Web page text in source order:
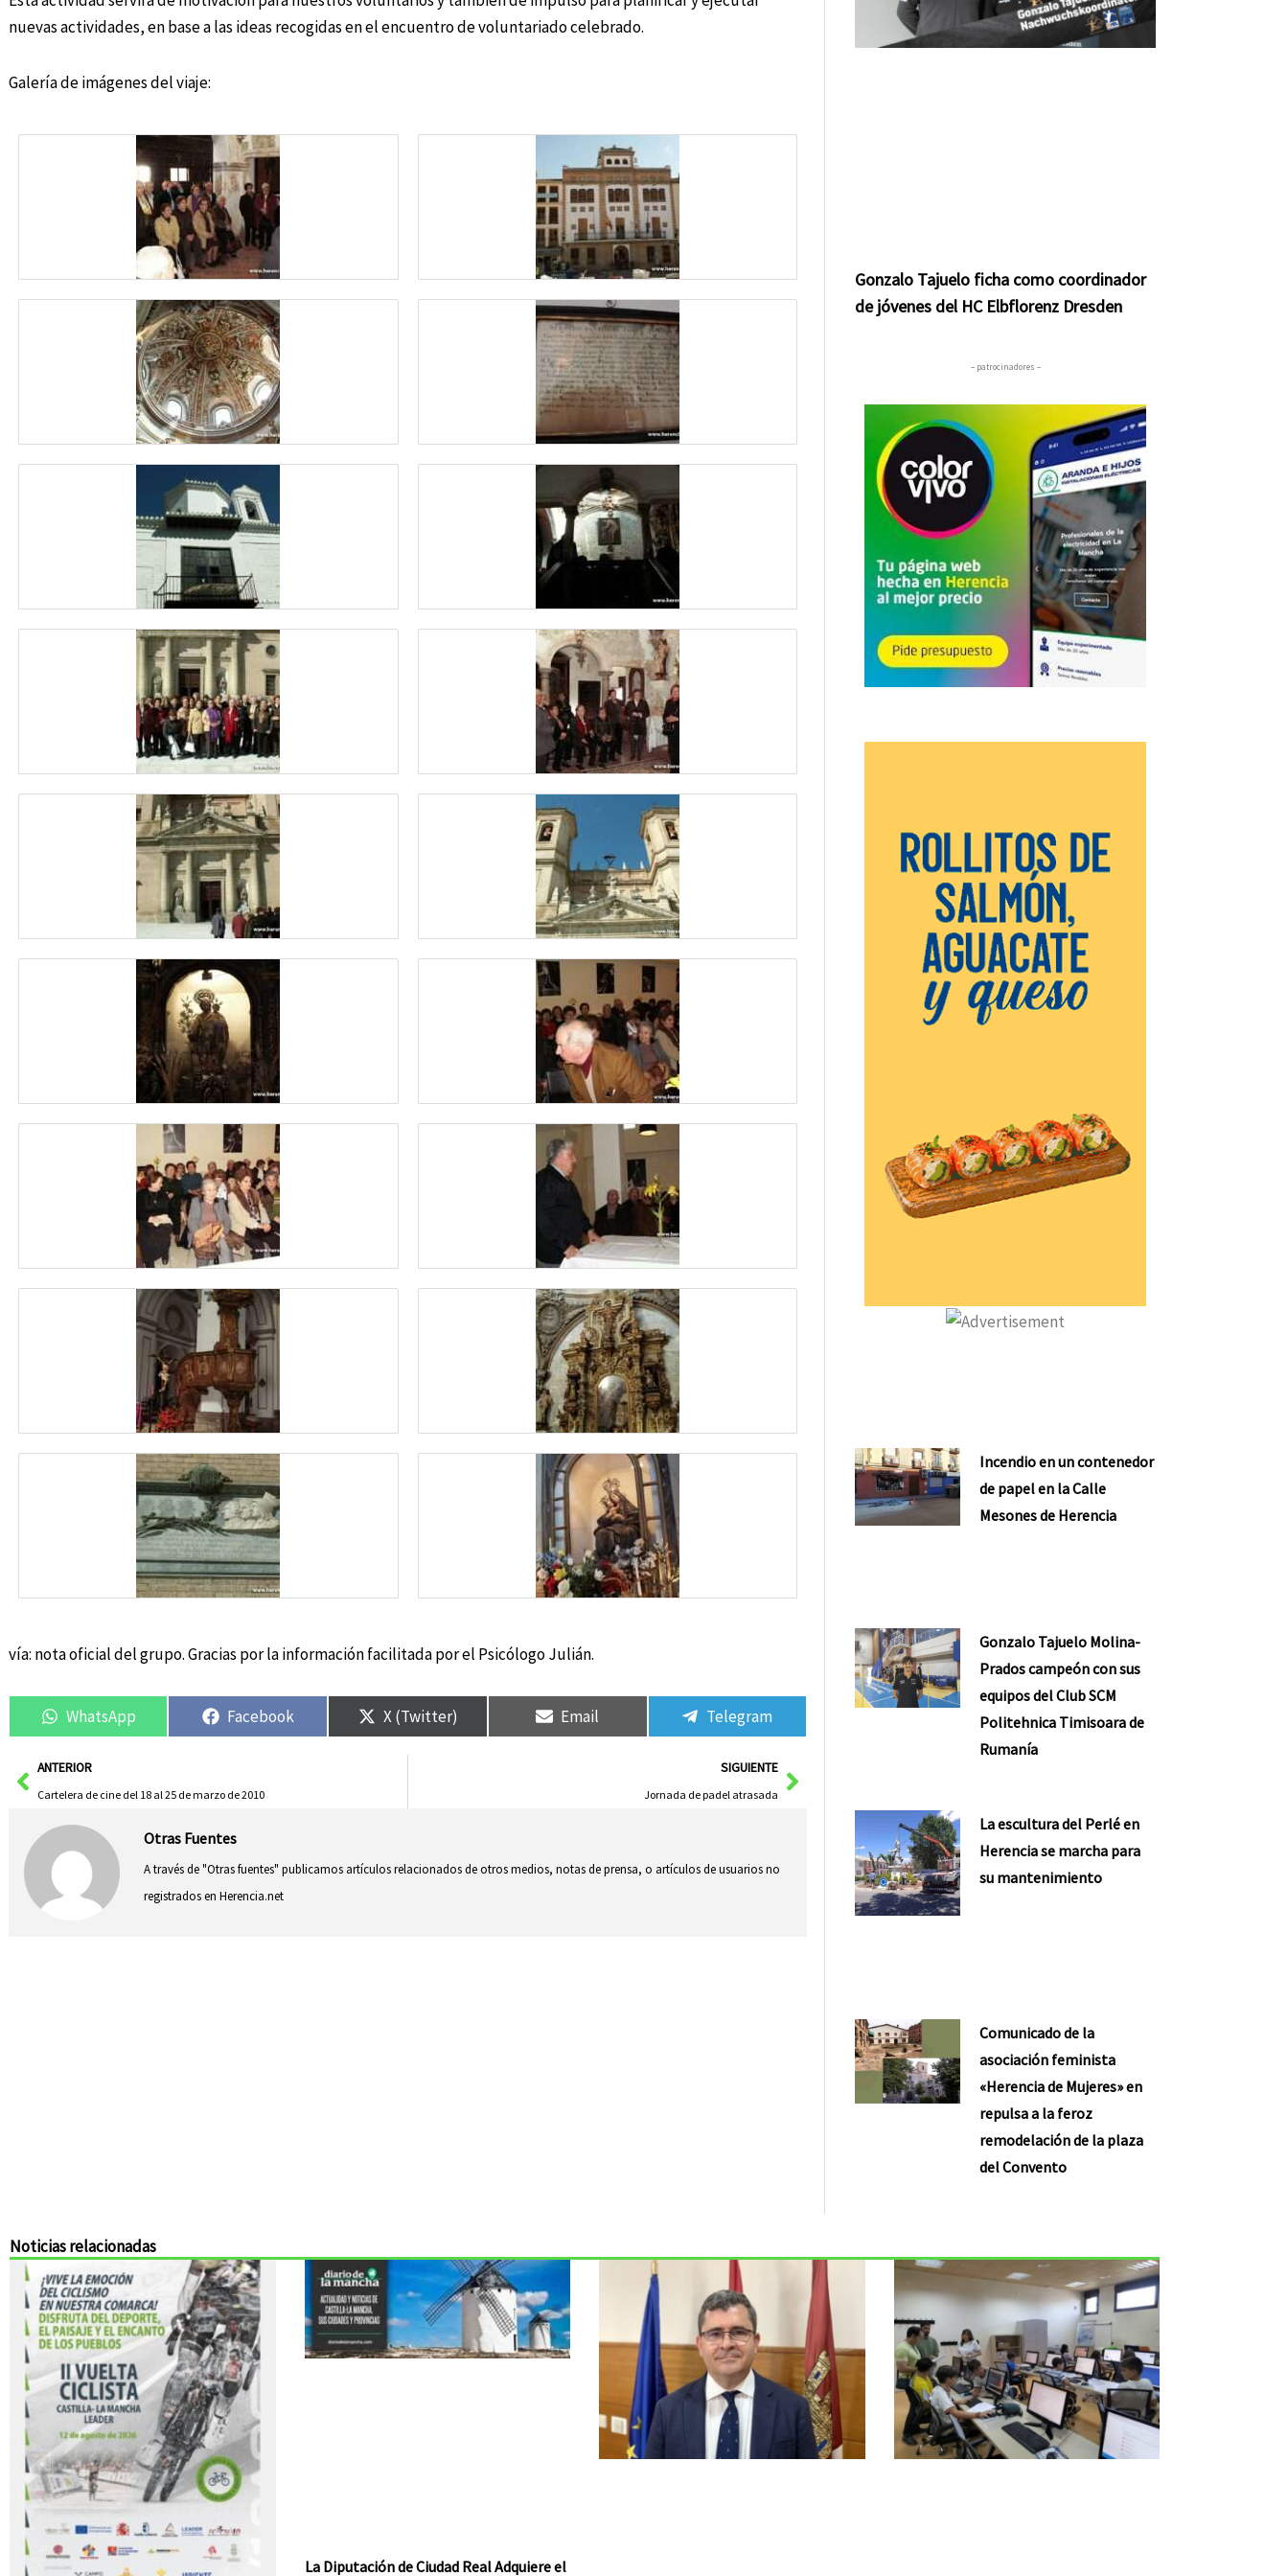
nuevas actividades, en base a las ideas recogidas en el encuentro de voluntariado celebrado.
Galería de imágenes del viaje:
vía: nota oficial del grupo. Gracias por la información facilitada por el Psicólogo Julián.
WhatsApp Facebook X (Twitter) Email Telegram
AntANTERIOR
Cartelera de cine del 18 al 25 de marzo de 2010
SIGUIENTE
Jornada de padel atrasada
Siguiente
Otras Fuentes
A través de "Otras fuentes" publicamos artículos relacionados de otros medios, notas de prensa, o artículos de usuarios no
registrados en Herencia.net
Gonzalo Tajuelo ficha como coordinador
de jóvenes del HC Elbflorenz Dresden
– patrocinadores –
Incendio en un contenedor
de papel en la Calle
Mesones de Herencia
Gonzalo Tajuelo Molina-
Prados campeón con sus
equipos del Club SCM
Politehnica Timisoara de
Rumanía
La escultura del Perlé en
Herencia se marcha para
su mantenimiento
Comunicado de la
asociación feminista
«Herencia de Mujeres» en
repulsa a la feroz
remodelación de la plaza
del Convento
Noticias relacionadas
La Diputación de Ciudad Real Adquiere el